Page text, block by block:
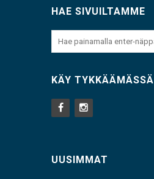
HAE SIVUILTAMME
KÄY TYKKÄÄMÄSSÄ
UUSIMMAT